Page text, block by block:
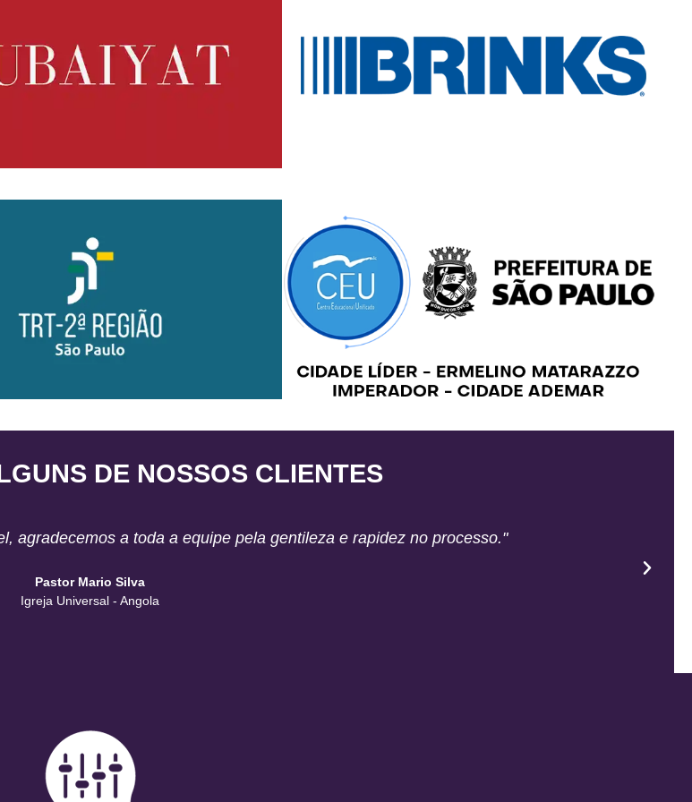
DE NOSSOS CLIENTES
agradecemos a toda a equipe pela gentileza e rapidez no processo."
Pastor Mario Silva
Igreja Universal - Angola